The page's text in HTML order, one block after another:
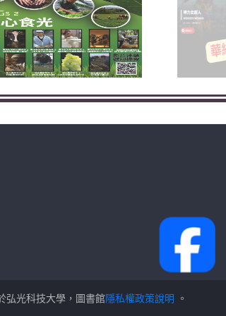
弘光科技大學，圖書館隱私權政策說明 。